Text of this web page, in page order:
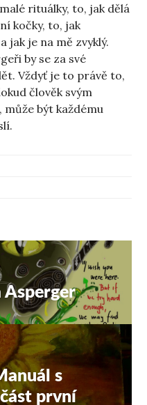
rituálky, to, jak dělá
kočky, to, jak
jak je na mě zvyklý.
by se za své
Vždyť je to právě to,
člověk svým
být každému
Asperger
s
první